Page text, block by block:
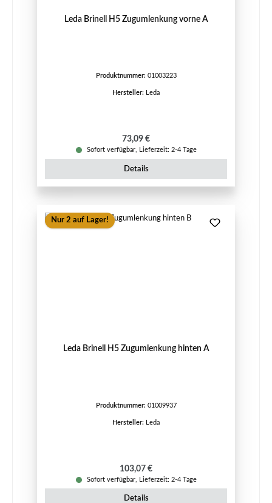
Leda Brinell H5 Zugumlenkung vorne A
Produktnummer: 01003223
Hersteller: Leda
Regulärer Preis:
73,09 €
Sofort verfügbar, Lieferzeit: 2-4 Tage
Details
Nur 2 auf Lager!
Leda Brinell H5 Zugumlenkung hinten A
Produktnummer: 01009937
Hersteller: Leda
Regulärer Preis:
103,07 €
Sofort verfügbar, Lieferzeit: 2-4 Tage
Details